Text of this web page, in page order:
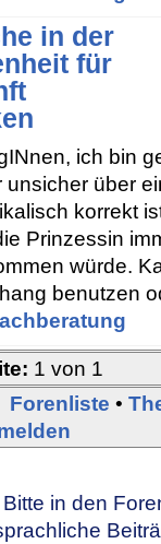
in der
für
ich bin
unsicher über
korrekt
Prinzessin
würde.
benutzen
1 von 1
Forenliste •
Bitte in den